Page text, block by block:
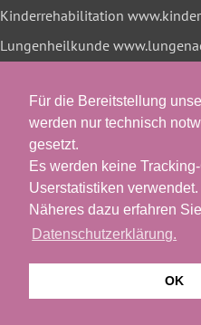
Für die Bereitstellung
werden nur technisch
gesetzt.
Es werden keine
Userstatistiken verwendet.
Näheres dazu erfahren
Datenschutzerklärung.
OK
Kinderrehabilitation
Lungenheilkunde
netz.org
Onkologische Rehabilitation